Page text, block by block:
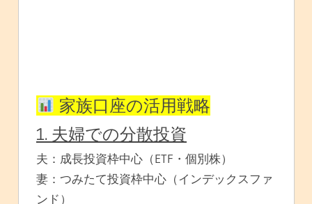
家族口座の活用戦略
1. 夫婦での分散投資
夫：成長投資枠中心（ETF・個別株）
妻：つみたて投資枠中心（インデックスファ
ンド）